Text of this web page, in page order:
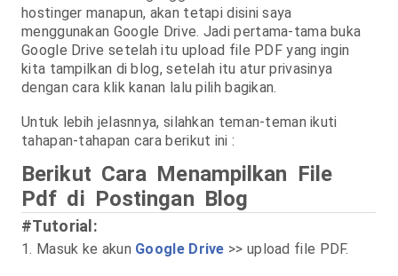
hostinger manapun, akan tetapi disini saya
menggunakan Google Drive. Jadi pertama-tama buka
Google Drive setelah itu upload file PDF yang ingin
kita tampilkan di blog, setelah itu atur privasinya
dengan cara klik kanan lalu pilih bagikan.
Untuk lebih jelasnnya, silahkan teman-teman ikuti
tahapan-tahapan cara berikut ini :
Berikut Cara Menampilkan File
Pdf di Postingan Blog
#Tutorial:
1. Masuk ke akun Google Drive >> upload file PDF.